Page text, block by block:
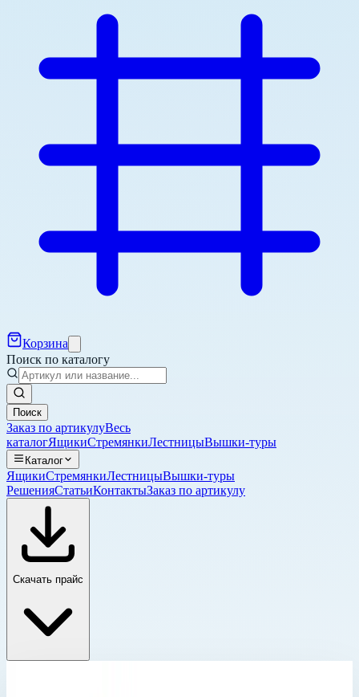
Корзина
Поиск по каталогу
Поиск
Заказ по артикулуВесь
каталогЯщикиСтремянкиЛестницыВышки-туры
Каталог
ЯщикиСтремянкиЛестницыВышки-туры
РешенияСтатьиКонтактыЗаказ по артикулу
Скачать прайс